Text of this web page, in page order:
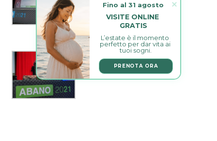
VISITE ONLINE
GRATIS
L’estate è il momento
perfetto per dar vita ai
tuoi sogni.
PRENOTA ORA
Fino al 31 agosto